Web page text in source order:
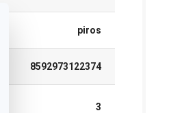
piros
8592973122374
3